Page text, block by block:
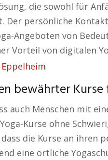
die sowohl für
Der persönliche
Angeboten von
Vorteil von digitalen
bewährter
auch Menschen mit
Kurse ohne
die Kurse an ihren
eine örtliche